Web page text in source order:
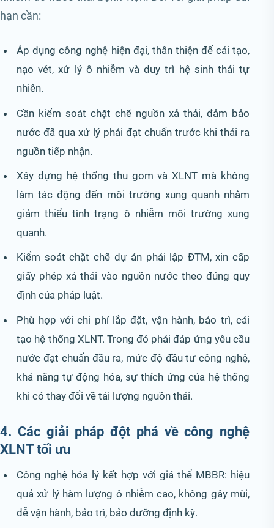
hạn cần:
Áp dụng công nghệ hiện đại, thân thiện để cải tạo,
nạo vét, xử lý ô nhiễm và duy trì hệ sinh thái tự
nhiên.
Cần kiểm soát chặt chẽ nguồn xả thải, đảm bảo
nước đã qua xử lý phải đạt chuẩn trước khi thải ra
nguồn tiếp nhận.
Xây dựng hệ thống thu gom và XLNT mà không
làm tác động đến môi trường xung quanh nhằm
giảm thiểu tình trạng ô nhiễm môi trường xung
quanh.
Kiểm soát chặt chẽ dự án phải lập ĐTM, xin cấp
giấy phép xả thải vào nguồn nước theo đúng quy
định của pháp luật.
Phù hợp với chi phí lắp đặt, vận hành, bảo trì, cải
tạo hệ thống XLNT. Trong đó phải đáp ứng yêu cầu
nước đạt chuẩn đầu ra, mức độ đầu tư công nghệ,
khả năng tự động hóa, sự thích ứng của hệ thống
khi có thay đổi về tải lượng nguồn thải.
4. Các giải pháp đột phá về công nghệ
XLNT tối ưu
Công nghệ hóa lý kết hợp với giá thể MBBR: hiệu
quả xử lý hàm lượng ô nhiễm cao, không gây mùi,
dễ vận hành, bảo trì, bảo dưỡng định kỳ.